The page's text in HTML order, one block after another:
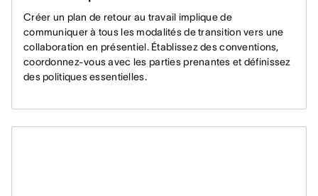
Créer un plan de retour au travail implique de
communiquer à tous les modalités de transition vers une
collaboration en présentiel. Établissez des conventions,
coordonnez-vous avec les parties prenantes et définissez
des politiques essentielles.